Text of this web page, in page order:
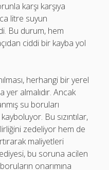
karşı karşıya
litre suyun
Bu durum, hem
ciddi bir kayba yol
herhangi bir yerel
almalıdır. Ancak
su boruları
Bu sızıntılar,
zedeliyor hem de
maliyetleri
bu soruna acilen
onarımına